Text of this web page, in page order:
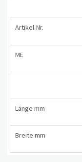
Artikel-Nr.
ME
Länge mm
Breite mm